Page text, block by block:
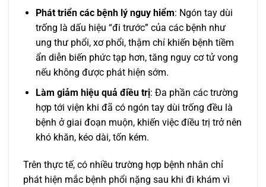
Phát triển các bệnh lý nguy hiểm: Ngón tay dùi
trống là dấu hiệu “đi trước” của các bệnh như
ung thư phổi, xơ phổi, thậm chí khiến bệnh tiềm
ẩn diễn biến phức tạp hơn, tăng nguy cơ tử vong
nếu không được phát hiện sớm.
Làm giảm hiệu quả điều trị: Đa phần các trường
hợp tới viện khi đã có ngón tay dùi trống đều là
bệnh ở giai đoạn muộn, khiến việc điều trị trở nên
khó khăn, kéo dài, tốn kém.
Trên thực tế, có nhiều trường hợp bệnh nhân chỉ
phát hiện mắc bệnh phổi nặng sau khi đi khám vì